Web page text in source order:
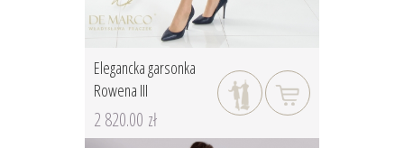
Elegancka garsonka
Rowena III
2 820.00 zł